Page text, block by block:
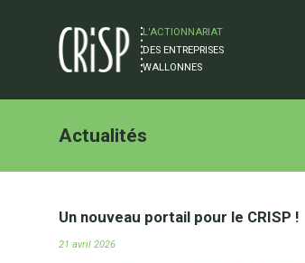
L'ACTIONNARIAT
DES ENTREPRISES
WALLONNES
Actualités
Un nouveau portail pour le CRISP !
21 avril 2026